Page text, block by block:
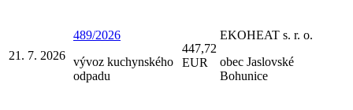
21. 7. 2026
489/2026
vývoz kuchynského
odpadu
447,72
EUR
EKOHEAT s. r. o.
obec Jaslovské
Bohunice